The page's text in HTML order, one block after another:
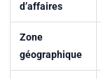
d’affaires
Zone
géographique